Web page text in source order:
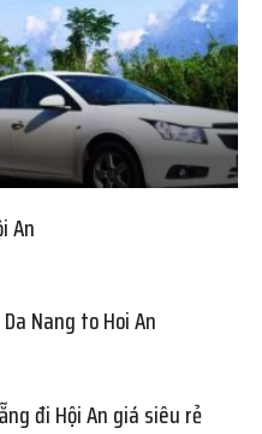
An
Nang to Hoi An
đi Hội An giá siêu rẻ